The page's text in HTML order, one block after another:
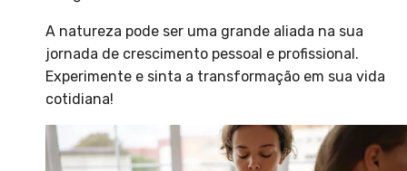
A natureza pode ser uma grande aliada na sua
jornada de crescimento pessoal e profissional.
Experimente e sinta a transformação em sua vida
cotidiana!